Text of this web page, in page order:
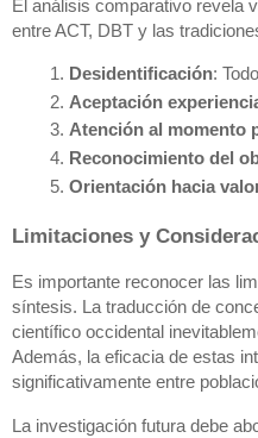
El análisis comparativo revela
entre ACT, DBT y las
Desidentificación:
Aceptación
Atención al momento
Reconocimiento del
Orientación hacia
Limitaciones y
Es importante reconocer las
síntesis. La traducción de
científico occidental
Además, la eficacia de estas
significativamente entre
La investigación futura debe